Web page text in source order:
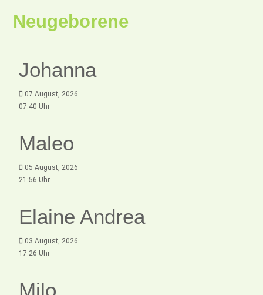
Neugeborene
Johanna
07 August, 2026
07:40 Uhr
Maleo
05 August, 2026
21:56 Uhr
Elaine Andrea
03 August, 2026
17:26 Uhr
Milo